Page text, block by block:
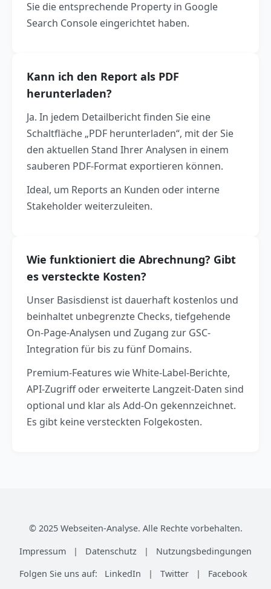
Sie die entsprechende Property in Google
Search Console eingerichtet haben.
Kann ich den Report als PDF
herunterladen?
Ja. In jedem Detailbericht finden Sie eine
Schaltfläche „PDF herunterladen“, mit der Sie
den aktuellen Stand Ihrer Analysen in einem
sauberen PDF-Format exportieren können.
Ideal, um Reports an Kunden oder interne
Stakeholder weiterzuleiten.
Wie funktioniert die Abrechnung? Gibt
es versteckte Kosten?
Unser Basisdienst ist dauerhaft kostenlos und
beinhaltet unbegrenzte Checks, tiefgehende
On-Page-Analysen und Zugang zur GSC-
Integration für bis zu fünf Domains.
Premium-Features wie White-Label-Berichte,
API-Zugriff oder erweiterte Langzeit-Daten sind
optional und klar als Add-On gekennzeichnet.
Es gibt keine versteckten Folgekosten.
© 2025 Webseiten-Analyse. Alle Rechte vorbehalten.
Impressum
| Datenschutz |
Nutzungsbedingungen
Folgen Sie uns auf:
LinkedIn | Twitter | Facebook